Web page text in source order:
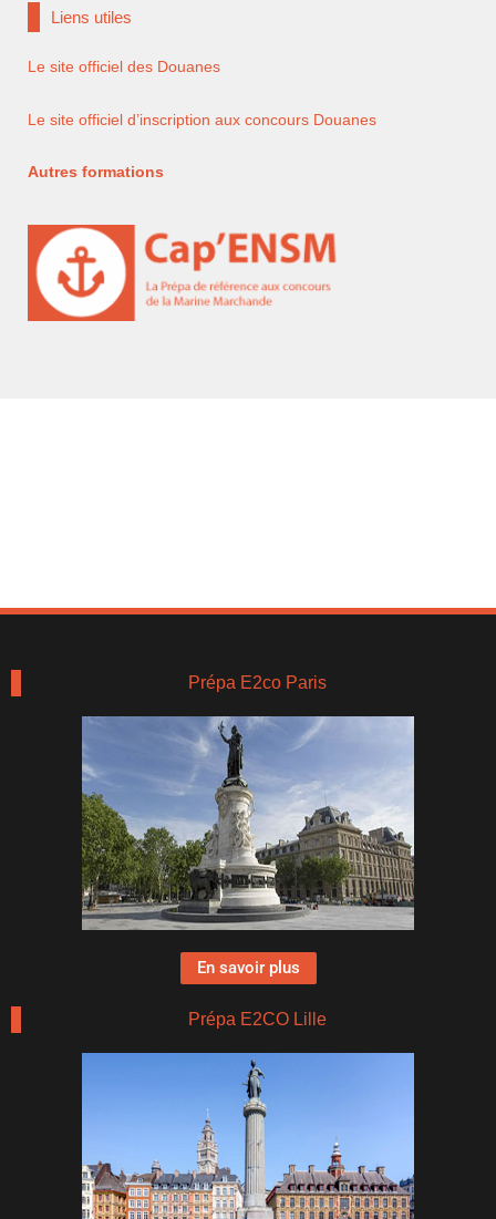
Liens utiles
Le site officiel des Douanes
Le site officiel d’inscription aux concours Douanes
Autres formations
Prépa E2co Paris
En savoir plus
Prépa E2CO Lille